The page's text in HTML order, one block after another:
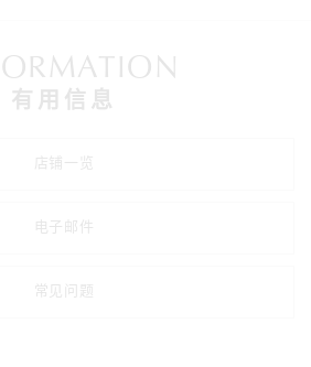
有用信息
店铺一览
电子邮件
常见问题